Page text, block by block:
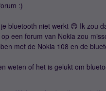
:)
bluetooth niet werkt 😞 Ik zou
een forum van Nokia zou
met de Nokia 108 en de
weten of het is gelukt om